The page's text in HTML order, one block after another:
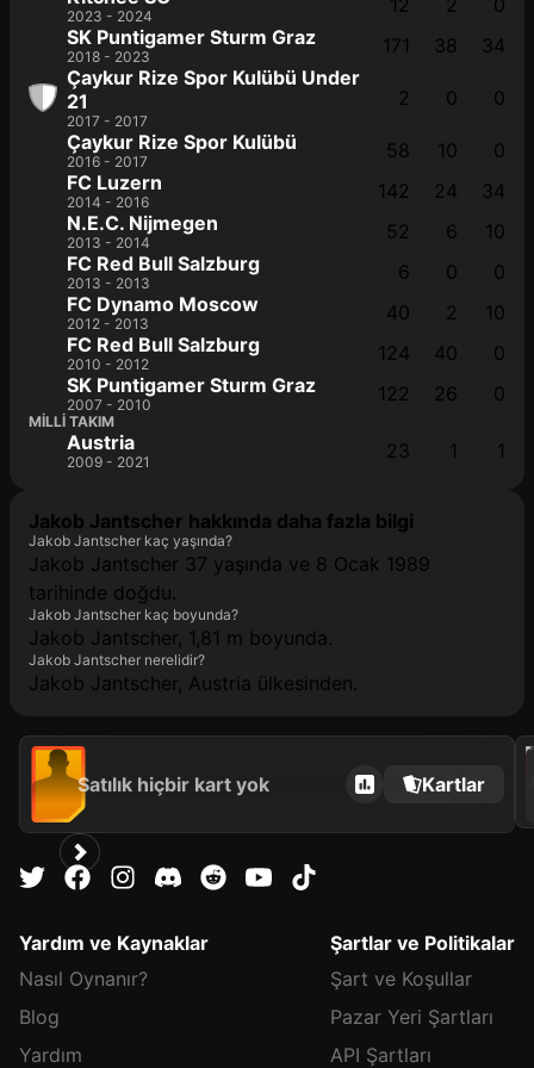
2023 - 2024 12 2
0
SK Puntigamer Sturm Graz
2018 - 2023 171 38
34
Çaykur Rize Spor Kulübü Under
21
2017 - 2017
2 0
0
Çaykur Rize Spor Kulübü
2016 - 2017 58 10
0
FC Luzern
2014 - 2016 142 24
34
N.E.C. Nijmegen
2013 - 2014 52 6
10
FC Red Bull Salzburg
2013 - 2013 6 0
0
FC Dynamo Moscow
2012 - 2013 40 2
10
FC Red Bull Salzburg
2010 - 2012 124 40
0
SK Puntigamer Sturm Graz
2007 - 2010 122 26 0
MILLI TAKIM
Austria
2009 - 2021 23 1 1
Jakob Jantscher hakkında daha fazla bilgi
Jakob Jantscher kaç yaşında?
Jakob Jantscher 37 yaşında ve 8 Ocak 1989
tarihinde doğdu.
Jakob Jantscher kaç boyunda?
Jakob Jantscher, 1,81 m boyunda.
Jakob Jantscher nerelidir?
Jakob Jantscher, Austria ülkesinden.
Satılık hiçbir kart yok Kartlar
2021
Yardım ve Kaynaklar
Nasıl Oynanır?
Blog
Yardım
Şartlar ve Politikalar
Şart ve Koşullar
Pazar Yeri Şartları
API Şartları